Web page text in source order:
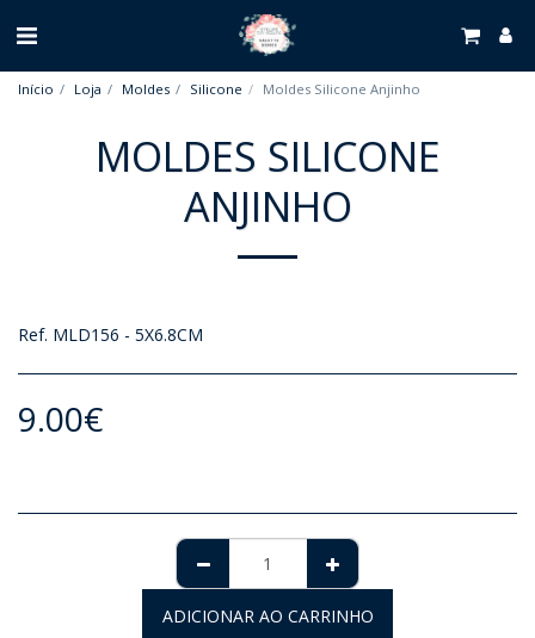
Início Loja Moldes Silicone Moldes Silicone Anjinho
MOLDES SILICONE
ANJINHO
Ref. MLD156 - 5X6.8CM
9.00€
ADICIONAR AO CARRINHO